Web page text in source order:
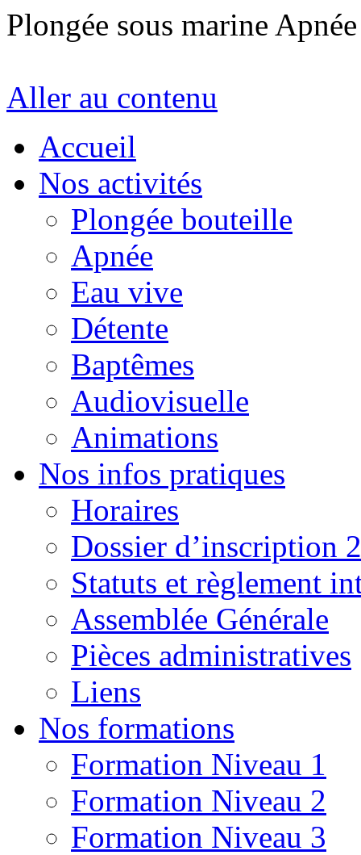
Plongée sous marine
Aller au contenu
Accueil
Nos activités
Plongée bouteille
Apnée
Eau vive
Détente
Baptêmes
Audiovisuelle
Animations
Nos infos pratiques
Horaires
Dossier d’inscription
Statuts et règlement
Assemblée Générale
Pièces administratives
Liens
Nos formations
Formation Niveau 1
Formation Niveau 2
Formation Niveau 3